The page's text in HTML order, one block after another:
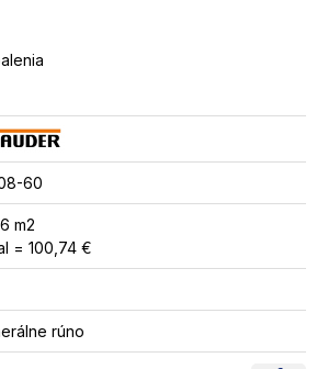
60
m2
= 100,74 €
rúno